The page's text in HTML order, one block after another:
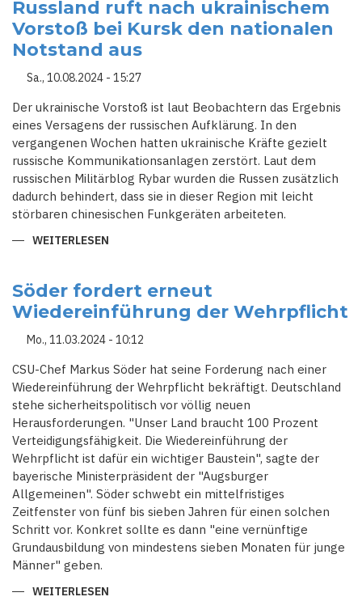
Russland ruft nach ukrainischem
Vorstoß bei Kursk den nationalen
Notstand aus
Sa., 10.08.2024 - 15:27
Der ukrainische Vorstoß ist laut Beobachtern das Ergebnis
eines Versagens der russischen Aufklärung. In den
vergangenen Wochen hatten ukrainische Kräfte gezielt
russische Kommunikationsanlagen zerstört. Laut dem
russischen Militärblog Rybar wurden die Russen zusätzlich
dadurch behindert, dass sie in dieser Region mit leicht
störbaren chinesischen Funkgeräten arbeiteten.
WEITERLESEN
UKRAINISCHEM
VORSTOSS B
EI K
URSK D
ATIONALEN N
US
Söder fordert erneut
Wiedereinführung der Wehrpflicht
Mo., 11.03.2024 - 10:12
CSU-Chef Markus Söder hat seine Forderung nach einer
Wiedereinführung der Wehrpflicht bekräftigt. Deutschland
stehe sicherheitspolitisch vor völlig neuen
Herausforderungen. "Unser Land braucht 100 Prozent
Verteidigungsfähigkeit. Die Wiedereinführung der
Wehrpflicht ist dafür ein wichtiger Baustein", sagte der
bayerische Ministerpräsident der "Augsburger
Allgemeinen". Söder schwebt ein mittelfristiges
Zeitfenster von fünf bis sieben Jahren für einen solchen
Schritt vor. Konkret sollte es dann "eine vernünftige
Grundausbildung von mindestens sieben Monaten für junge
Männer" geben.
WEITERLESEN